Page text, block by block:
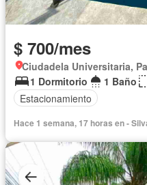
$ 700/mes
Ciudadela Universitaria,
1 Dormitorio
1 Baño
Estacionamiento
Hace 1 semana, 17 horas en -